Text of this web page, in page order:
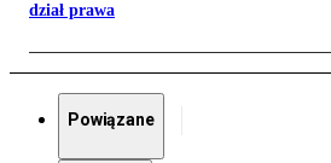
dział prawa
Powiązane